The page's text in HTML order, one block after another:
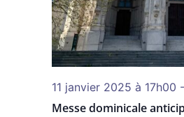
Messe dominicale
11 janvier 2025 à 17h00 -